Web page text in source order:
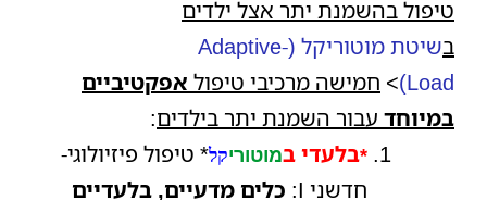
טיפול בהשמנת יתר אצל ילדים
בשיטתמוטוריקל (Adaptive-
Load)
> חמישה מרכיבי טיפול אפקטיביים
במיוחד עבור השמנת יתר בילדים:
*בלעדי במוטוריקל* טיפול פיזיולוגי-
חדשני I:
כלים מדעיים, בלעדיים